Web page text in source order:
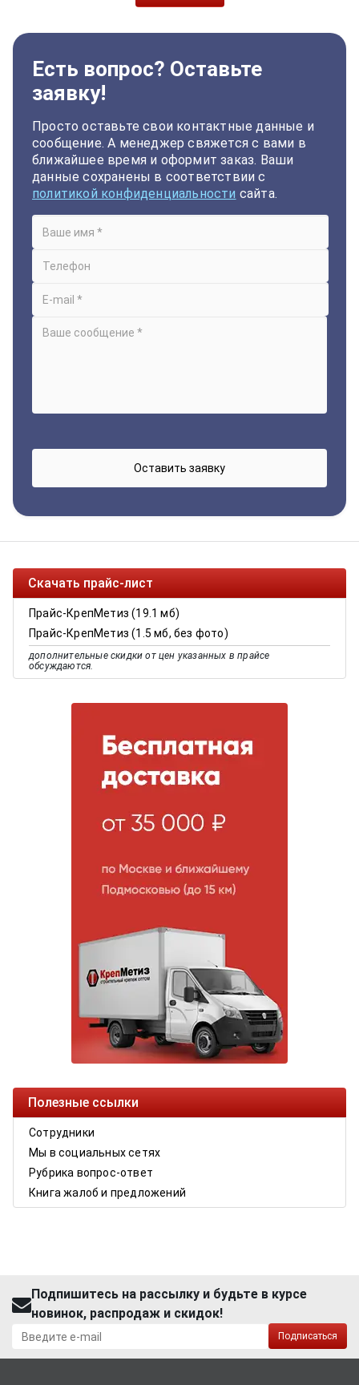
Есть вопрос? Оставьте
заявку!
Просто оставьте свои контактные данные и
сообщение. А менеджер свяжется с вами в
ближайшее время и оформит заказ. Ваши
данные сохранены в соответствии с
политикой конфиденциальности сайта.
Скачать прайс-лист
Прайс-КрепМетиз (19.1 мб)
Прайс-КрепМетиз (1.5 мб, без фото)
дополнительные скидки от цен указанных в прайсе
обсуждаются.
Полезные ссылки
Сотрудники
Мы в социальных сетях
Рубрика вопрос-ответ
Книга жалоб и предложений
Подпишитесь на рассылку и будьте в курсе
новинок, распродаж и скидок!
Подписаться